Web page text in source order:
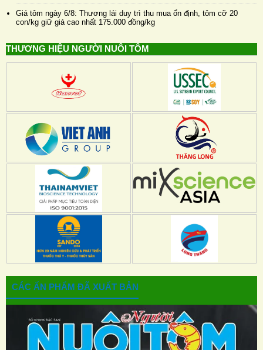
Giá tôm ngày 6/8: Thương lái duy trì thu mua ổn định, tôm cỡ 20
con/kg giữ giá cao nhất 175.000 đồng/kg
THƯƠNG HIỆU NGƯỜI NUÔI TÔM
CÁC ẤN PHẨM ĐÃ XUẤT BẢN